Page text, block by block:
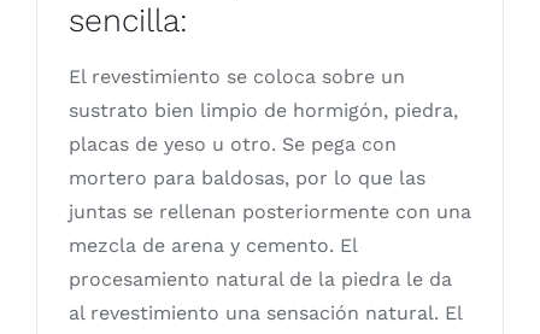
sencilla:
El revestimiento se coloca sobre un
sustrato bien limpio de hormigón, piedra,
placas de yeso u otro. Se pega con
mortero para baldosas, por lo que las
juntas se rellenan posteriormente con una
mezcla de arena y cemento. El
procesamiento natural de la piedra le da
al revestimiento una sensación natural. El